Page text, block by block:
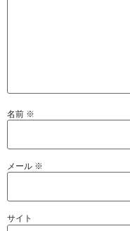
名前 ※
メール ※
サイト